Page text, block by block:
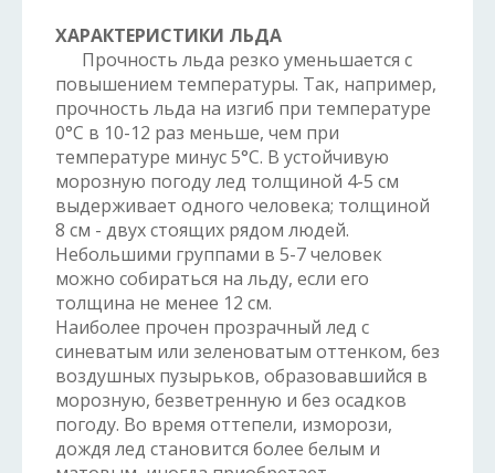
ХАРАКТЕРИСТИКИ ЛЬДА
Прочность льда резко уменьшается с
повышением температуры. Так, например,
прочность льда на изгиб при температуре
0°С в 10-12 раз меньше, чем при
температуре минус 5°С. В устойчивую
морозную погоду лед толщиной 4-5 см
выдерживает одного человека; толщиной
8 см - двух стоящих рядом людей.
Небольшими группами в 5-7 человек
можно собираться на льду, если его
толщина не менее 12 см.
Наиболее прочен прозрачный лед с
синеватым или зеленоватым оттенком, без
воздушных пузырьков, образовавшийся в
морозную, безветренную и без осадков
погоду. Во время оттепели, изморози,
дождя лед становится более белым и